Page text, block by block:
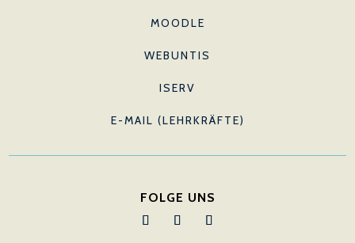
MOODLE
WEBUNTIS
ISERV
E-MAIL (LEHRKRÄFTE)
FOLGE UNS